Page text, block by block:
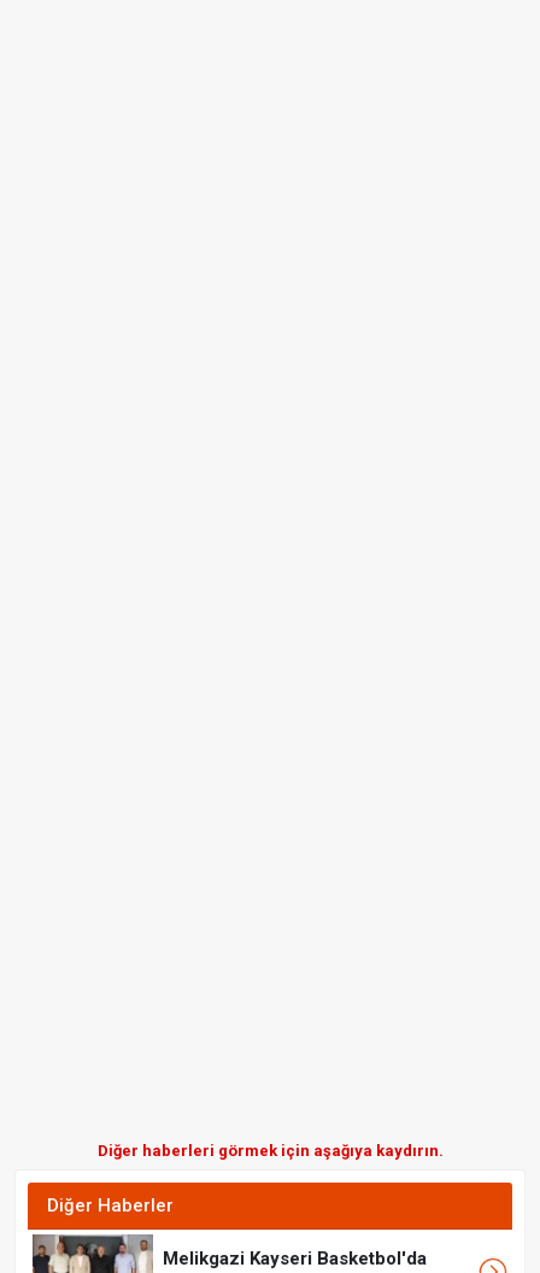
Diğer haberleri görmek için aşağıya kaydırın.
Diğer Haberler
Melikgazi Kayseri Basketbol'da